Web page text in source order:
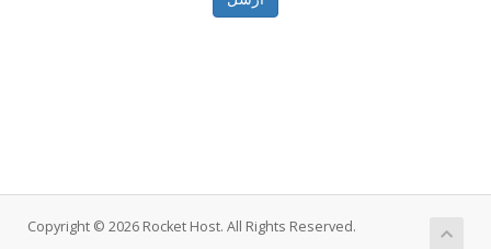
Copyright © 2026 Rocket Host. All Rights Reserved.